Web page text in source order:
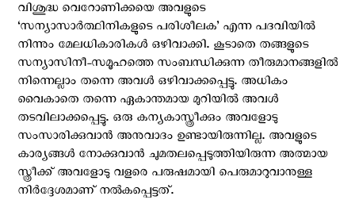
വിശുദ്ധ വെറോണിക്കയെ അവളുടെ
‘സന്യാസാര്‍ത്ഥിനികളുടെ പരിശീലക’ എന്ന പദവിയില്‍
നിന്നും മേലധികാരികള്‍ ഒഴിവാക്കി. കൂടാതെ തങ്ങളുടെ
സന്യാസിനീ-സമൂഹത്തെ സംബന്ധിക്കുന്ന തീരുമാനങ്ങളില്‍
നിന്നെല്ലാം തന്നെ അവള്‍ ഒഴിവാക്കപ്പെട്ടു. അധികം
വൈകാതെ തന്നെ ഏകാന്തമായ മുറിയില്‍ അവള്‍
തടവിലാക്കപ്പെട്ടു. ഒരു കന്യകാസ്ത്രീക്കും അവളോടു
സംസാരിക്കുവാന്‍ അനുവാദം ഉണ്ടായിരുന്നില്ല. അവളുടെ
കാര്യങ്ങള്‍ നോക്കുവാന്‍ ചുമതലപ്പെടുത്തിയിരുന്ന അത്മായ
സ്ത്രീക്ക് അവളോടു വളരെ പരുഷമായി പെരുമാറുവാനുള്ള
നിര്‍ദ്ദേശമാണ് നല്‍കപ്പെട്ടത്.